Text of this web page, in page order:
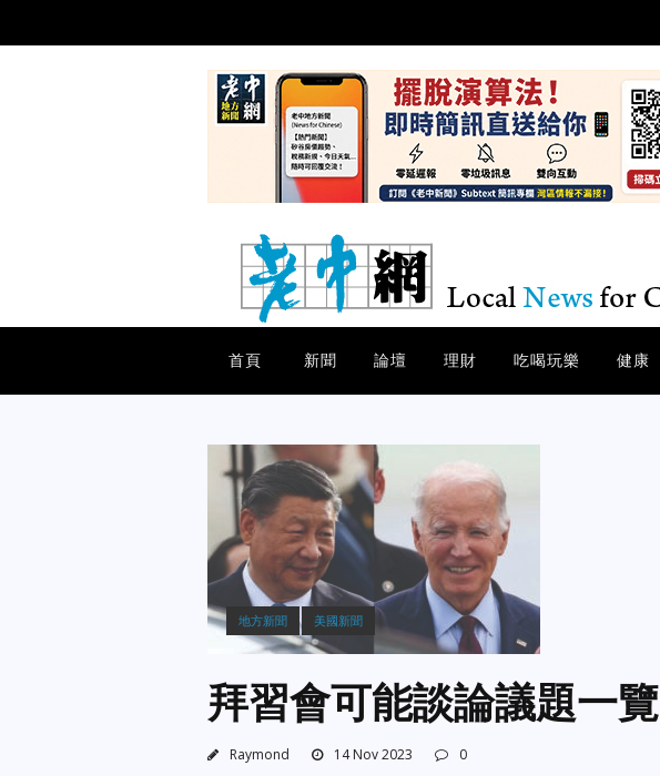
首頁 新聞 論壇 理財 吃喝玩樂 健康
地方新聞 美國新聞
拜習會可能談論議題一覽
Raymond 14 Nov 2023 0